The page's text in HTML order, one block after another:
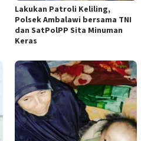
Lakukan Patroli Keliling,
Polsek Ambalawi bersama TNI
dan SatPolPP Sita Minuman
Keras